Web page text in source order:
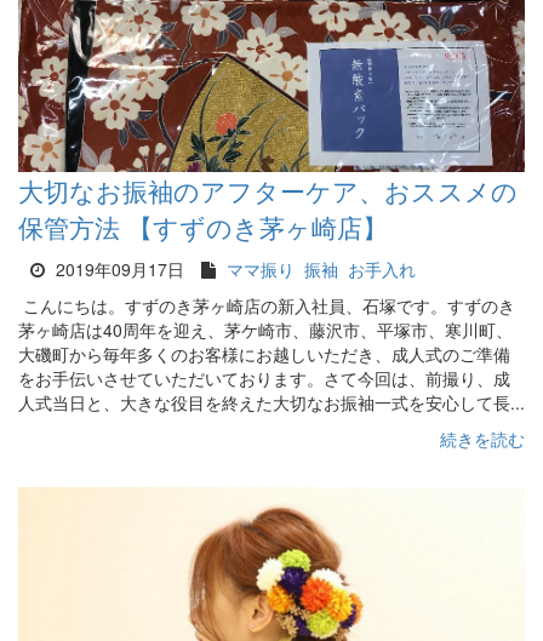
大切なお振袖のアフターケア、おススメの
保管方法 【すずのき茅ヶ崎店】
2019年09月17日 ママ振り 振袖 お手入れ
こんにちは。すずのき茅ヶ崎店の新入社員、石塚です。すずのき
茅ヶ崎店は40周年を迎え、茅ケ崎市、藤沢市、平塚市、寒川町、
大磯町から毎年多くのお客様にお越しいただき、成人式のご準備
をお手伝いさせていただいております。さて今回は、前撮り、成
人式当日と、大きな役目を終えた大切なお振袖一式を安心して長...
続きを読む